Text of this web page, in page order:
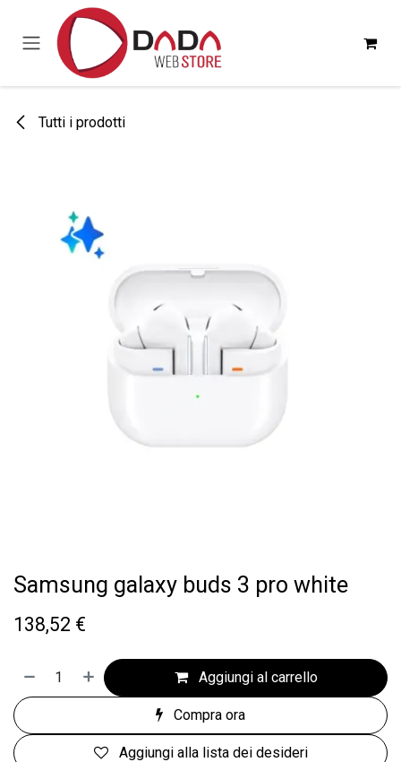
Passa al contenuto
Tutti i prodotti
Samsung galaxy buds 3 pro white
138,52 €
Aggiungi al carrello
Compra ora
Aggiungi alla lista dei desideri